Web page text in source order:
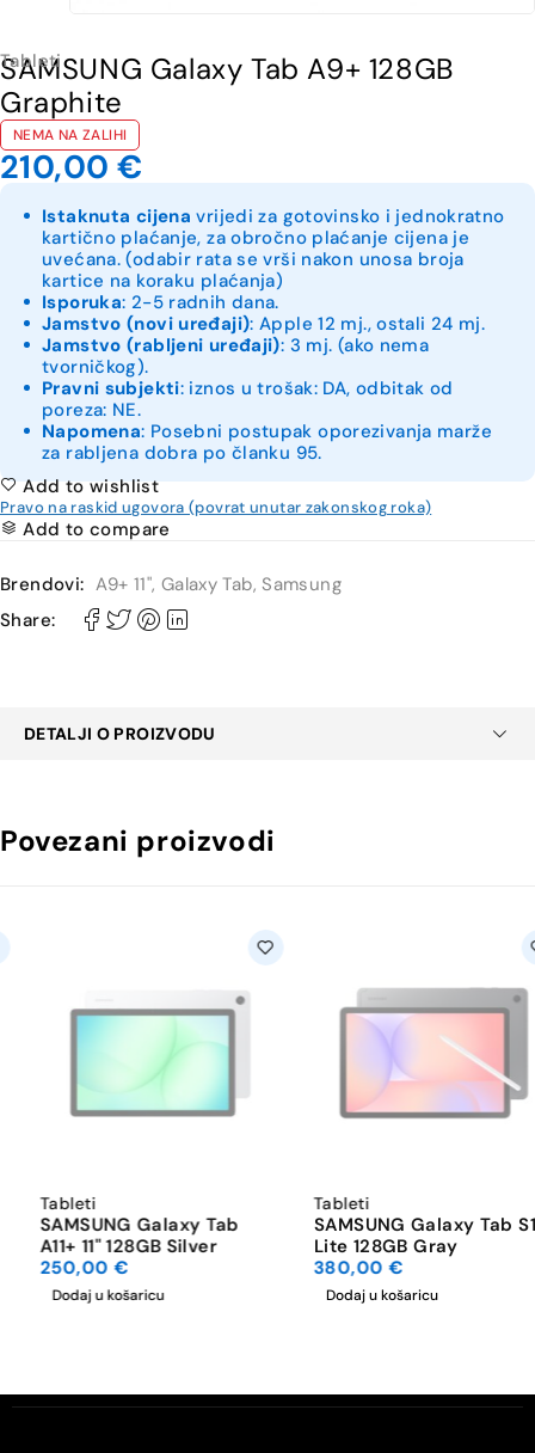
Tableti
SAMSUNG Galaxy Tab A9+ 128GB
Graphite
NEMA NA ZALIHI
210,00 €
Istaknuta cijena vrijedi za gotovinsko i jednokratno
kartično plaćanje, za obročno plaćanje cijena je
uvećana. (odabir rata se vrši nakon unosa broja
kartice na koraku plaćanja)
Isporuka: 2-5 radnih dana.
Jamstvo (novi uređaji): Apple 12 mj., ostali 24 mj.
Jamstvo (rabljeni uređaji): 3 mj. (ako nema
tvorničkog).
Pravni subjekti: iznos u trošak: DA, odbitak od
poreza: NE.
Napomena: Posebni postupak oporezivanja marže
za rabljena dobra po članku 95.
Add to wishlist
Pravo na raskid ugovora (povrat unutar zakonskog roka)
Add to compare
Brendovi: A9+ 11", Galaxy Tab,Samsung
Share:
DETALJI O PROIZVODU
Povezani proizvodi
Tableti
SAMSUNG Galaxy Tab
A11+ 11" 128GB Silver
250,00€
Dodaj u košaricu
Tableti
SAMSUNG Galaxy Tab S10
Lite 128GB Gray
380,00€
Dodaj u košaricu